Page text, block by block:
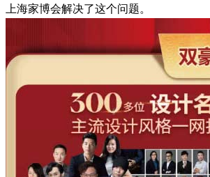
上海家博会解决了这个问题。